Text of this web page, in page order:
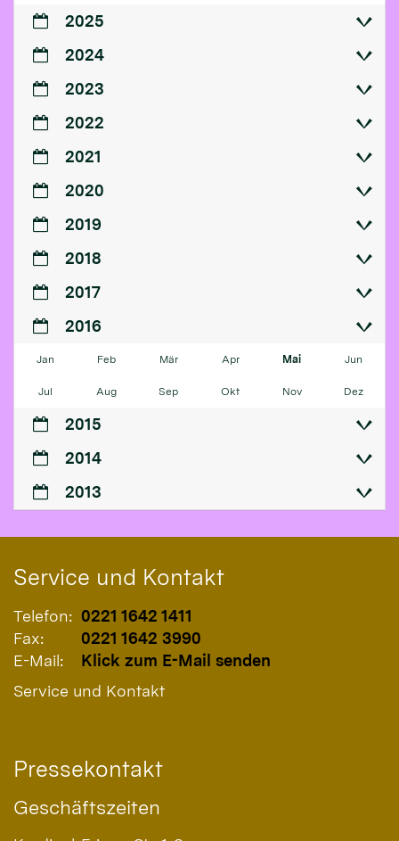
2025
2024
2023
2022
2021
2020
2019
2018
2017
2016
Jan Feb Mär Apr Mai Jun
Jul Aug Sep Okt Nov Dez
2015
2014
2013
Service und Kontakt
Telefon: 0221 1642 1411
Fax:
0221 1642 3990
E-Mail:
Klick zum E-Mail senden
Service und Kontakt
Pressekontakt
Geschäftszeiten